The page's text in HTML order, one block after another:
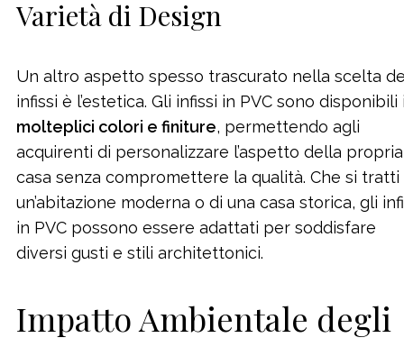
Varietà di Design
Un altro aspetto spesso trascurato nella scelta
infissi è l’estetica. Gli infissi in PVC sono disponibili
molteplici colori e finiture, permettendo agli
acquirenti di personalizzare l’aspetto della propria
casa senza compromettere la qualità. Che si tratti
un’abitazione moderna o di una casa storica, gli
in PVC possono essere adattati per soddisfare
diversi gusti e stili architettonici.
Impatto Ambientale degli